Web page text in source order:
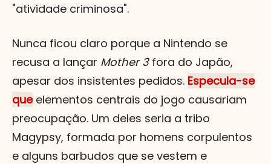
"atividade criminosa".
Nunca ficou claro porque a Nintendo se
recusa a lançar Mother 3fora do Japão,
apesar dos insistentes pedidos. Especula-se
queelementos centrais do jogo causariam
preocupação. Um deles seria a tribo
Magypsy, formada por homens corpulentos
e alguns barbudos que se vestem e